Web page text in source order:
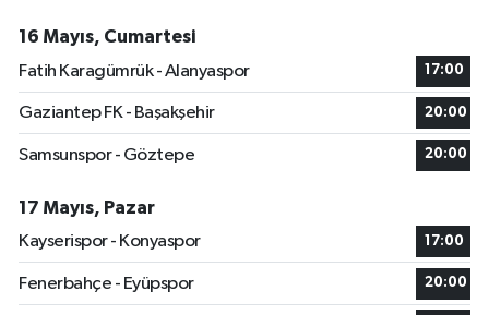
16 Mayıs, Cumartesi
Fatih Karagümrük - Alanyaspor
17:00
Gaziantep FK - Başakşehir 20:00
Samsunspor - Göztepe 20:00
17 Mayıs, Pazar
Kayserispor - Konyaspor
17:00
Fenerbahçe - Eyüpspor 20:00